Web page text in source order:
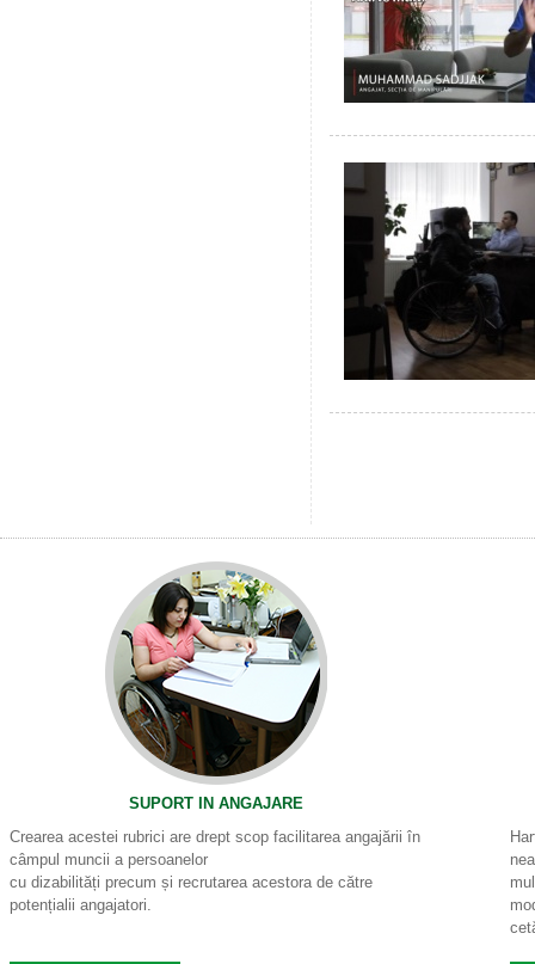
SUPORT IN ANGAJARE
Crearea acestei rubrici are drept scop facilitarea angajării în
câmpul muncii a persoanelor
cu dizabilități precum și recrutarea acestora de către
potențialii angajatori.